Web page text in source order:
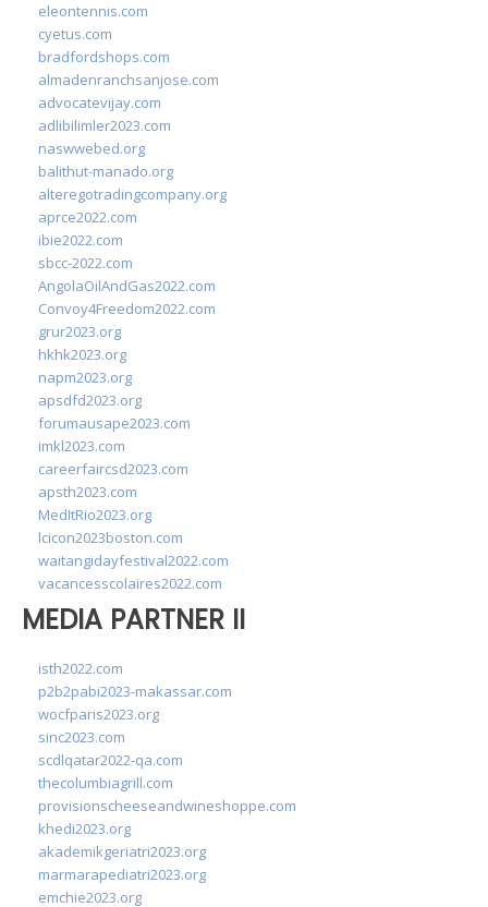
eleontennis.com
cyetus.com
bradfordshops.com
almadenranchsanjose.com
advocatevijay.com
adlibilimler2023.com
naswwebed.org
balithut-manado.org
alteregotradingcompany.org
aprce2022.com
ibie2022.com
sbcc-2022.com
AngolaOilAndGas2022.com
Convoy4Freedom2022.com
grur2023.org
hkhk2023.org
napm2023.org
apsdfd2023.org
forumausape2023.com
imkl2023.com
careerfaircsd2023.com
apsth2023.com
MedItRio2023.org
lcicon2023boston.com
waitangidayfestival2022.com
vacancesscolaires2022.com
MEDIA PARTNER II
isth2022.com
p2b2pabi2023-makassar.com
wocfparis2023.org
sinc2023.com
scdlqatar2022-qa.com
thecolumbiagrill.com
provisionscheeseandwineshoppe.com
khedi2023.org
akademikgeriatri2023.org
marmarapediatri2023.org
emchie2023.org